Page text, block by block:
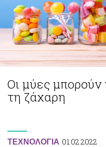
Οι μύες μπορούν
τη ζάχαρη
ΤΕΧΝΟΛΟΓΙΑ 01.02.2022